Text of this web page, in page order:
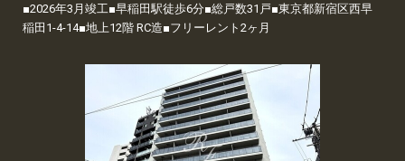
■2026年3月竣工■早稲田駅徒歩6分■総戸数31戸■東京都新宿区西早
稲田1-4-14■地上12階 RC造■フリーレント2ヶ月